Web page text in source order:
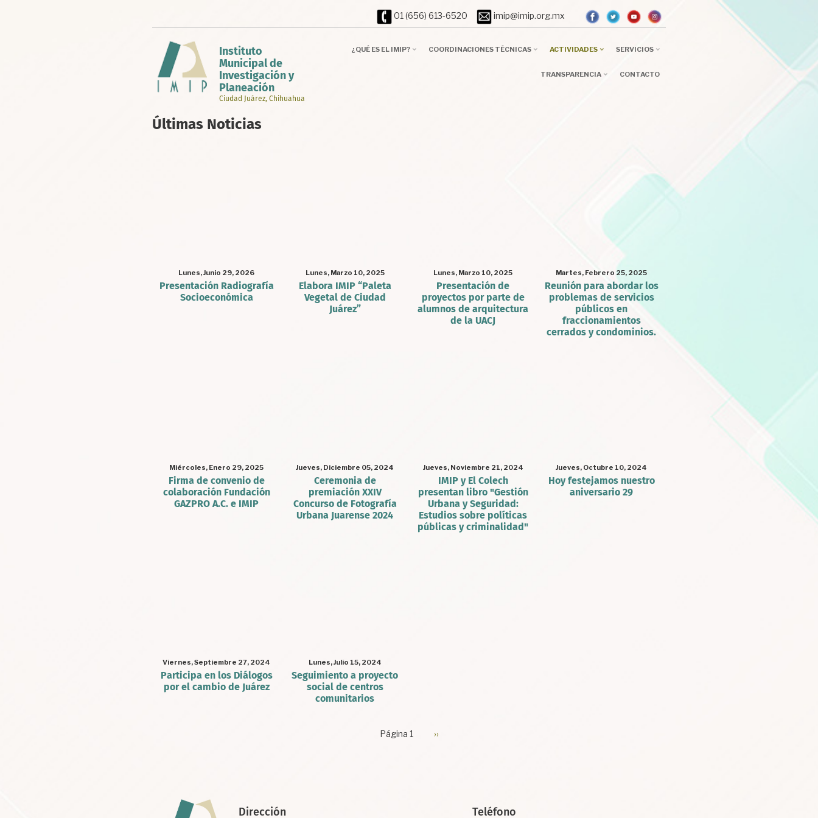
01 (656) 613-6520 imip@imip.org.mx
Instituto
Municipal de
Investigación y
Planeación
Ciudad Juárez, Chihuahua
¿QUÉ ES EL IMIP? COORDINACIONES TÉCNICAS ACTIVIDADES SERVICIOS
TRANSPARENCIA CONTACTO
Últimas Noticias
Lunes, Junio 29, 2026
Presentación Radiografía
Socioeconómica
Lunes, Marzo 10, 2025
Elabora IMIP “Paleta
Vegetal de Ciudad
Juárez”
Lunes, Marzo 10, 2025
Presentación de
proyectos por parte de
alumnos de arquitectura
de la UACJ
Martes, Febrero 25, 2025
Reunión para abordar los
problemas de servicios
públicos en
fraccionamientos
cerrados y condominios.
Miércoles, Enero 29, 2025
Firma de convenio de
colaboración Fundación
GAZPRO A.C. e IMIP
Jueves, Diciembre 05, 2024
Ceremonia de
premiación XXIV
Concurso de Fotografía
Urbana Juarense 2024
Jueves, Noviembre 21, 2024
IMIP y El Colech
presentan libro "Gestión
Urbana y Seguridad:
Estudios sobre políticas
públicas y criminalidad"
Jueves, Octubre 10, 2024
Hoy festejamos nuestro
aniversario 29
Viernes, Septiembre 27, 2024
Participa en los Diálogos
por el cambio de Juárez
Lunes, Julio 15, 2024
Seguimiento a proyecto
social de centros
comunitarios
Página 1
Siguiente
››
Dirección Teléfono